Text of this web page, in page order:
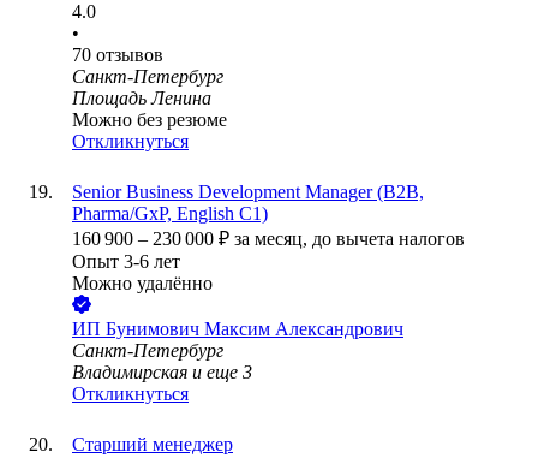
4.0
•
70 отзывов
Санкт-Петербург
Площадь Ленина
Можно без резюме
Откликнуться
Senior Business Development Manager (B2B,
Pharma/GxP, English C1)
160 900 – 230 000 ₽ за месяц, до вычета налогов
Опыт 3-6 лет
Можно удалённо
ИП Бунимович Максим Александрович
Санкт-Петербург
Владимирская и еще 3
Откликнуться
Старший менеджер